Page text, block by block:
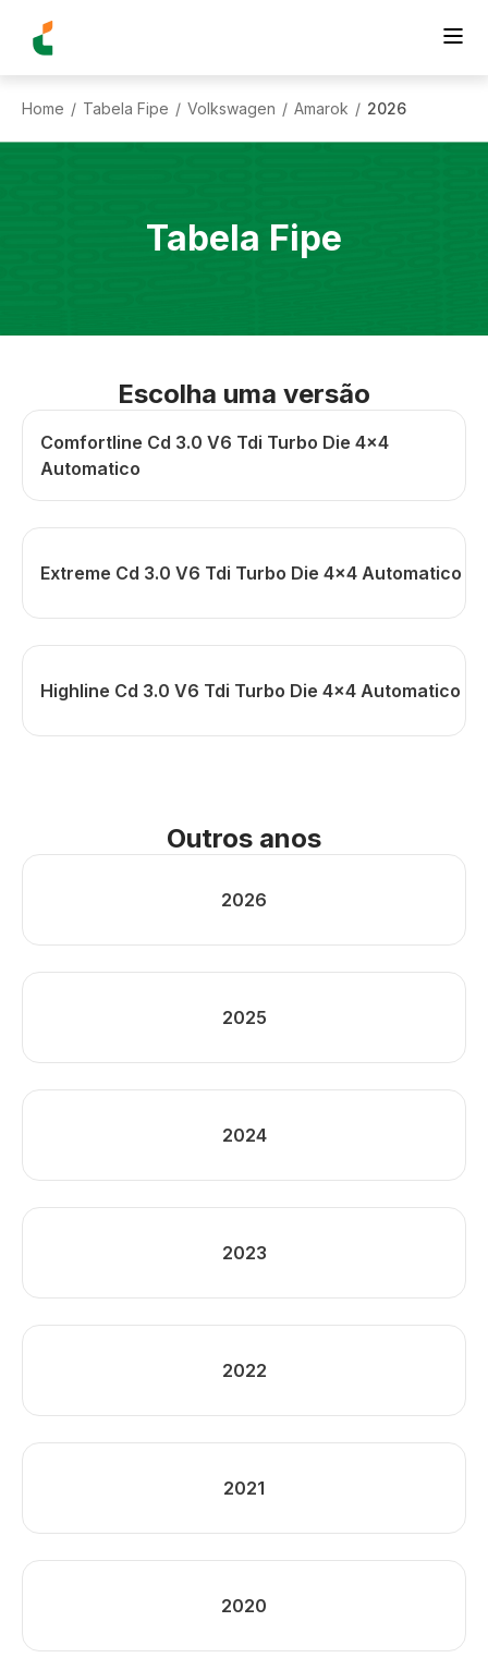
Home / Tabela Fipe / Volkswagen / Amarok / 2026
Tabela Fipe
Escolha uma versão
Comfortline Cd 3.0 V6 Tdi Turbo Die 4x4
Automatico
Extreme Cd 3.0 V6 Tdi Turbo Die 4x4 Automatico
Highline Cd 3.0 V6 Tdi Turbo Die 4x4 Automatico
Outros anos
2026
2025
2024
2023
2022
2021
2020